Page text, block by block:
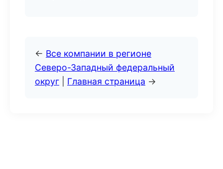
← Все компании в регионе
Северо-Западный федеральный
округ
Главная страница →